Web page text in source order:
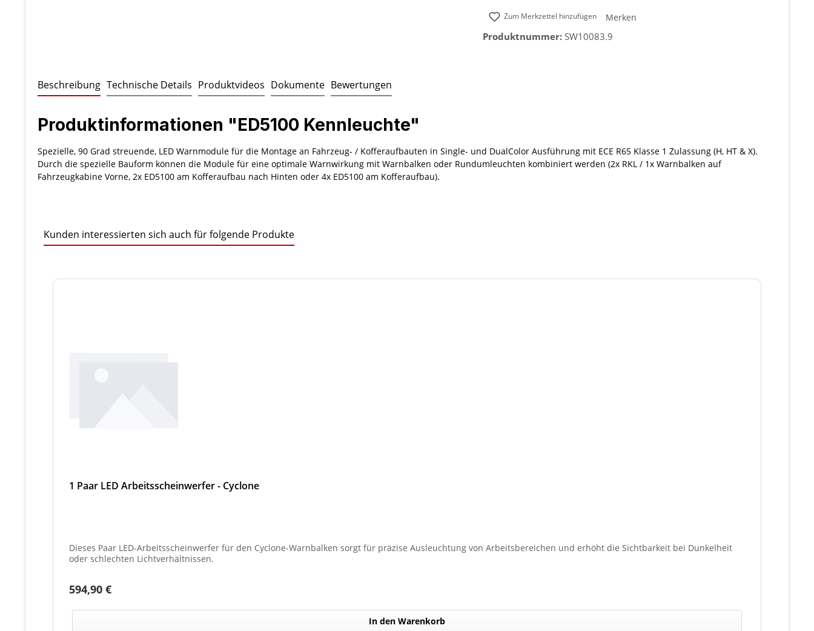
Zum Merkzettel hinzufügen Merken
Produktnummer: SW10083.9
Beschreibung Technische Details Produktvideos Dokumente Bewertungen
Produktinformationen "ED5100 Kennleuchte"
Spezielle, 90 Grad streuende, LED Warnmodule für die Montage an Fahrzeug- / Kofferaufbauten in Single- und DualColor Ausführung mit ECE R65 Klasse 1 Zulassung (H, HT & X).
Durch die spezielle Bauform können die Module für eine optimale Warnwirkung mit Warnbalken oder Rundumleuchten kombiniert werden (2x RKL / 1x Warnbalken auf
Fahrzeugkabine Vorne, 2x ED5100 am Kofferaufbau nach Hinten oder 4x ED5100 am Kofferaufbau).
Kunden interessierten sich auch für folgende Produkte
1 Paar LED Arbeitsscheinwerfer - Cyclone
Dieses Paar LED-Arbeitsscheinwerfer für den Cyclone-Warnbalken sorgt für präzise Ausleuchtung von Arbeitsbereichen und erhöht die Sichtbarkeit bei Dunkelheit
oder schlechten Lichtverhältnissen.
Regulärer Preis:
594,90 €
In den Warenkorb